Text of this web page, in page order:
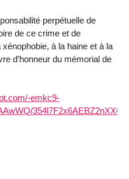
perpétuelle de
de ce crime et de
xénophobie, à la haine et à la
d’honneur du mémorial de
emkc9-